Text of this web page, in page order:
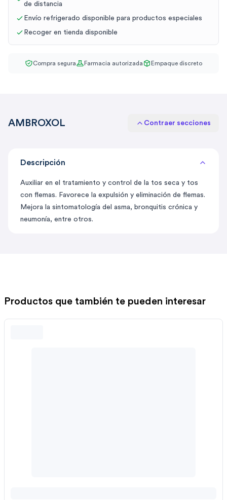
de distancia
Envío refrigerado disponible para productos especiales
Recoger en tienda disponible
Compra segura Farmacia autorizada Empaque discreto
AMBROXOL Contraer secciones
Descripción
Auxiliar en el tratamiento y control de la tos seca y tos
con flemas. Favorece la expulsión y eliminación de flemas.
Mejora la sintomatología del asma, bronquitis crónica y
neumonía, entre otros.
Productos que también te pueden interesar